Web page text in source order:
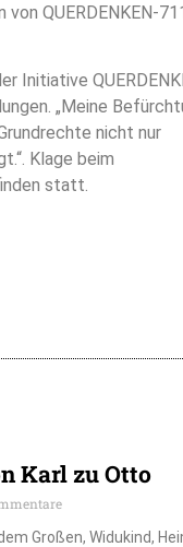
QUERDENKEN-
Initiative
„Meine
nicht nur
Klage beim
statt.
Karl zu Otto
Großen, Widukind,